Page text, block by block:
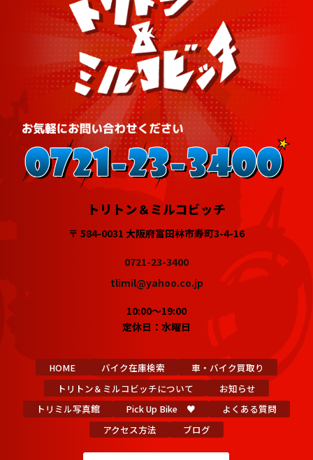
トリトン＆ミルコビッチ
〒 584-0031 大阪府富田林市寿町3-4-16
0721-23-3400
tlimil@yahoo.co.jp
10:00～19:00
定休日：水曜日
HOME バイク在庫検索
車・バイク買取り
トリトン＆ミルコビッチについて
お知らせ
トリミル写真館
Pick Up Bike ♥
よくある質問
アクセス方法
ブログ